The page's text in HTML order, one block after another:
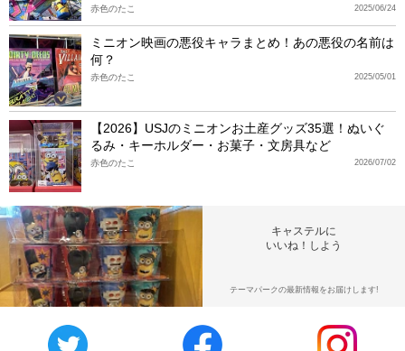
2025/06/24
赤色のたこ
ミニオン映画の悪役キャラまとめ！あの悪役の名前は
何？
2025/05/01
赤色のたこ
【2026】USJのミニオンお土産グッズ35選！ぬいぐ
るみ・キーホルダー・お菓子・文房具など
2026/07/02
赤色のたこ
キャステルに
いいね！しよう
テーマパークの最新情報をお届けします!